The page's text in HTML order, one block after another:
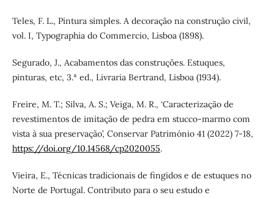
Teles, F. L., Pintura simples. A decoração na construção civil,
vol. I, Typographia do Commercio, Lisboa (1898).
Segurado, J., Acabamentos das construções. Estuques,
pinturas, etc, 3.ª ed., Livraria Bertrand, Lisboa (1934).
Freire, M. T.; Silva, A. S.; Veiga, M. R., ‘Caracterização de
revestimentos de imitação de pedra em stucco-marmo com
vista à sua preservação’, Conservar Património 41 (2022) 7-18,
https://doi.org/10.14568/cp2020055.
Vieira, E., Técnicas tradicionais de fingidos e de estuques no
Norte de Portugal. Contributo para o seu estudo e